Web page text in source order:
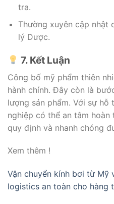
tra.
Thường xuyên cập nhật
lý Dược.
7. Kết Luận
Công bố mỹ phẩm thiên
hành chính. Đây còn là
lượng sản phẩm. Với sự hỗ
nghiệp có thể an tâm hoàn
quy định và nhanh chóng
Xem thêm !
Vận chuyển kính bơi từ Mỹ
logistics an toàn cho hàng